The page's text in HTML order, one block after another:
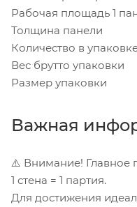
Рабочая площадь 1
Толщина панели
Количество в
Вес брутто упаковки
Размер упаковки
Важная
⚠️ Внимание! Главное
1 стена = 1 партия.
Для достижения